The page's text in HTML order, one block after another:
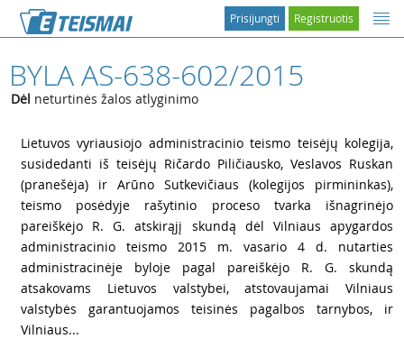
Registruotis
Prisijungti
BYLA AS-638-602/2015
Dėl neturtinės žalos atlyginimo
Lietuvos vyriausiojo administracinio teismo teisėjų kolegija,
susidedanti iš teisėjų Ričardo Piličiausko, Veslavos Ruskan
(pranešėja) ir Arūno Sutkevičiaus (kolegijos pirmininkas),
teismo posėdyje rašytinio proceso tvarka išnagrinėjo
pareiškėjo R. G. atskirąjį skundą dėl Vilniaus apygardos
administracinio teismo 2015 m. vasario 4 d. nutarties
administracinėje byloje pagal pareiškėjo R. G. skundą
atsakovams Lietuvos valstybei, atstovaujamai Vilniaus
valstybės garantuojamos teisinės pagalbos tarnybos, ir
Vilniaus...